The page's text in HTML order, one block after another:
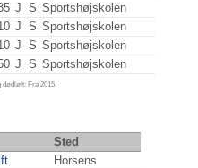
J S Sportshøjskolen
J S Sportshøjskolen
J S Sportshøjskolen
J S Sportshøjskolen
dødløft: Fra 2015.
Sted
Horsens